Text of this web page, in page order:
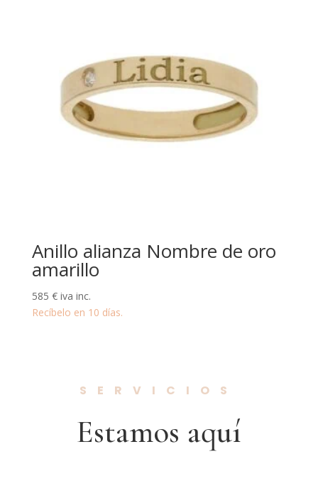
Anillo alianza Nombre de oro
amarillo
585 € iva inc.
Recíbelo en 10 días.
SERVICIOS
Estamos aquí